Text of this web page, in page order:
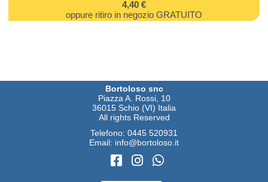
4,40 €
oppure ritiro in negozio GRATUITO
Bortoloso snc
Piazza A. Rossi, 10
36015 Schio (VI) Italia
All rights Reserved
Telefono: 0445 520931
Email: info@bortoloso.it